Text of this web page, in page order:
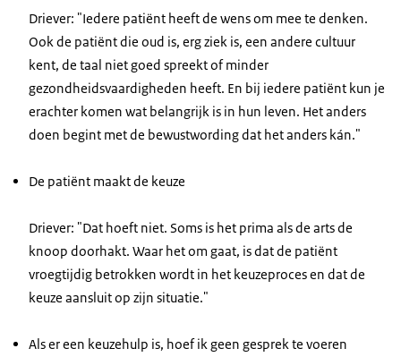
Driever: "Iedere patiënt heeft de wens om mee te denken.
Ook de patiënt die oud is, erg ziek is, een andere cultuur
kent, de taal niet goed spreekt of minder
gezondheidsvaardigheden heeft. En bij iedere patiënt kun je
erachter komen wat belangrijk is in hun leven. Het anders
doen begint met de bewustwording dat het anders kán."
De patiënt maakt de keuze
Driever: "Dat hoeft niet. Soms is het prima als de arts de
knoop doorhakt. Waar het om gaat, is dat de patiënt
vroegtijdig betrokken wordt in het keuzeproces en dat de
keuze aansluit op zijn situatie."
Als er een keuzehulp is, hoef ik geen gesprek te voeren